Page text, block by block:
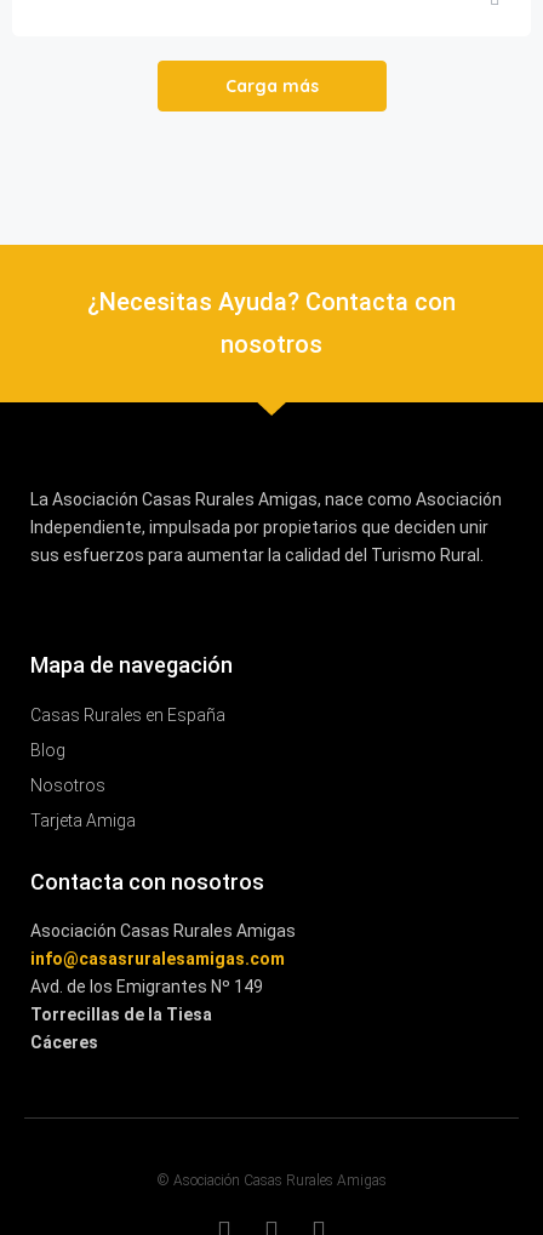
Carga más
¿Necesitas Ayuda? Contacta con
nosotros
La Asociación Casas Rurales Amigas, nace como Asociación
Independiente, impulsada por propietarios que deciden unir
sus esfuerzos para aumentar la calidad del Turismo Rural.
Mapa de navegación
Casas Rurales en España
Blog
Nosotros
Tarjeta Amiga
Contacta con nosotros
Asociación Casas Rurales Amigas
info@casasruralesamigas.com
Avd. de los Emigrantes Nº 149
Torrecillas de la Tiesa
Cáceres
© Asociación Casas Rurales Amigas